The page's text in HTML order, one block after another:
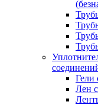
Гели
Лен